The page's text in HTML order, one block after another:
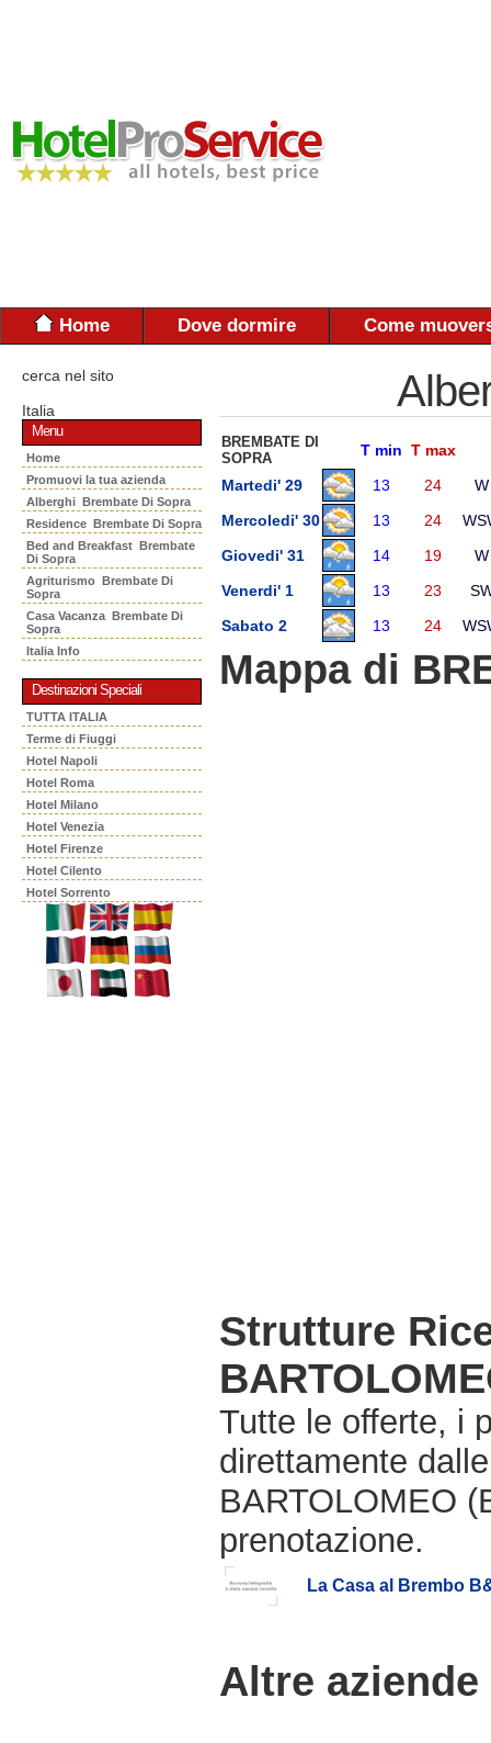
Home Dove dormire Come
cerca nel sito
Italia
Menu
Home
Promuovi la tua azienda
Alberghi Brembate Di Sopra
Residence Brembate Di Sopra
Bed and Breakfast Brembate
Di Sopra
Agriturismo Brembate Di
Sopra
Casa Vacanza Brembate Di
Sopra
Italia Info
Destinazioni Speciali
TUTTA ITALIA
Terme di Fiuggi
Hotel Napoli
Hotel Roma
Hotel Milano
Hotel Venezia
Hotel Firenze
Hotel Cilento
Hotel Sorrento
BREMBATE DI
SOPRA
T min T max
Martedi' 29
13 24
W
Mercoledi' 30
13 24
Giovedi' 31
14 19
W
Venerdi' 1
13 23
Sabato 2
13 24
Mappa di
Strutture
Tutte le offerte, i
direttamente
BARTOLOMEO
prenotazione.
La Casa al Brembo
Altre